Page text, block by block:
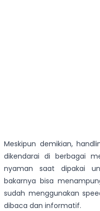
Meskipun demikian,
dikendarai di berbagai
nyaman saat dipakai
bakarnya bisa
sudah menggunakan
dibaca dan informatif.